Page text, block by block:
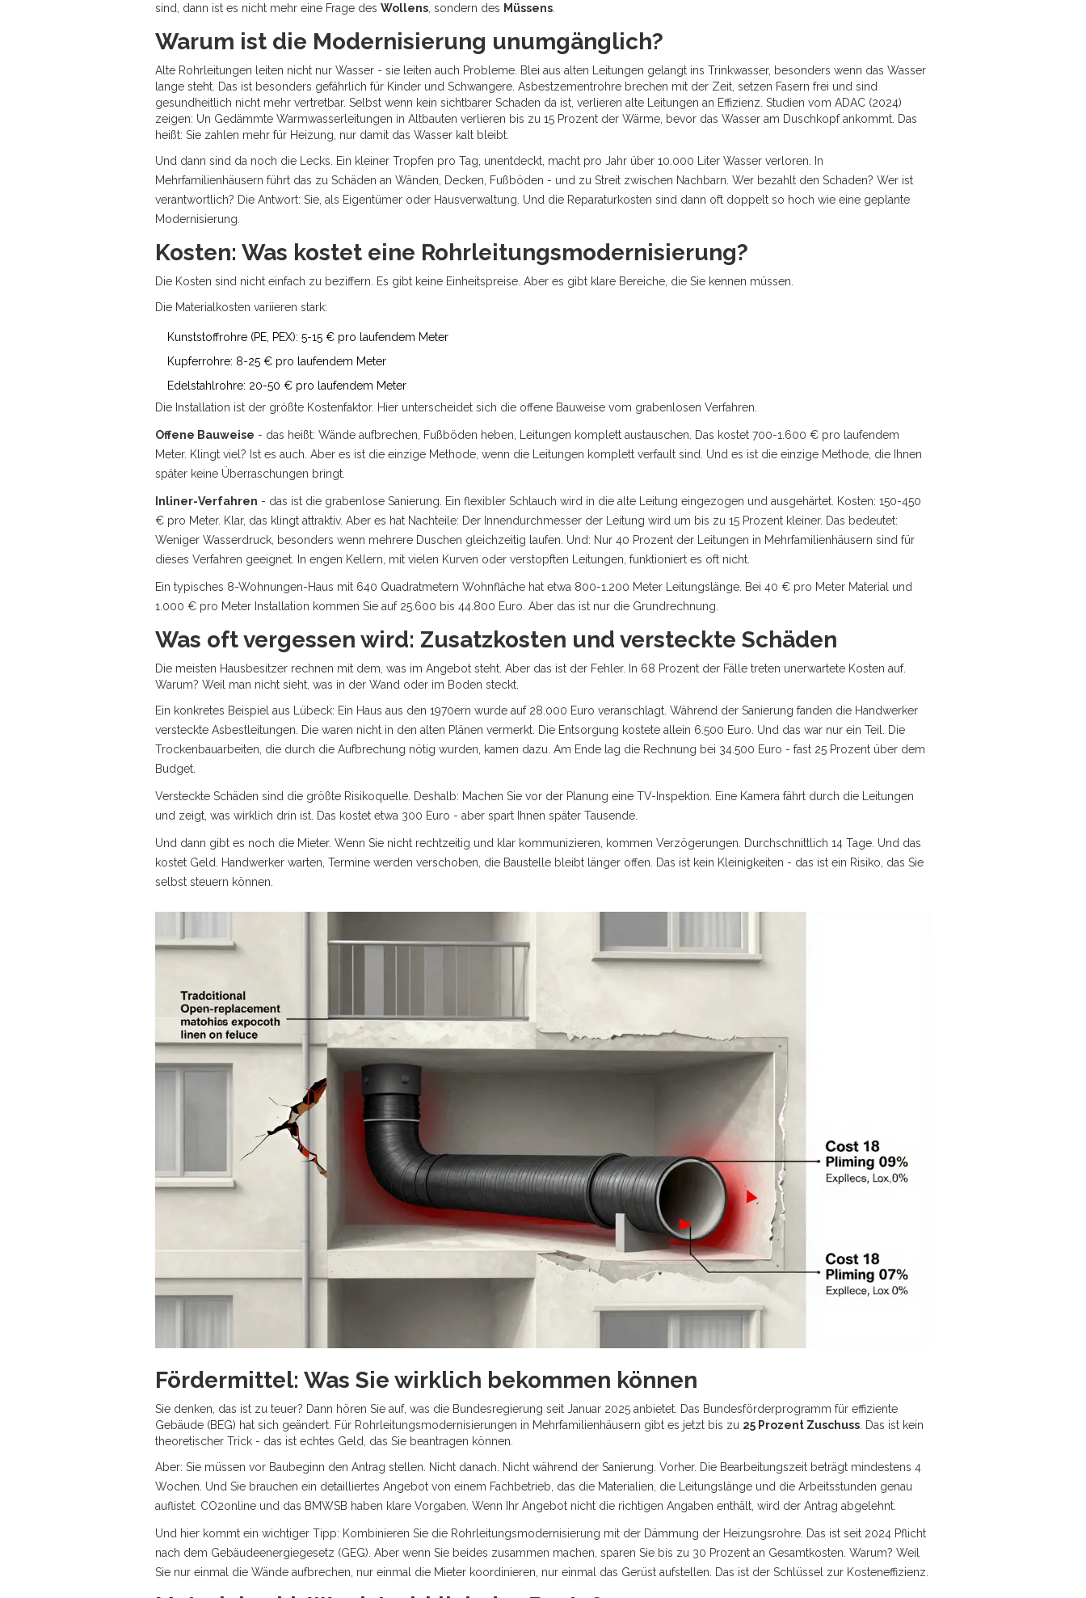
sind, dann ist es nicht mehr eine Frage des Wollens , sondern des Müssens
Warum ist die Modernisierung unumgänglich?
Alte Rohrleitungen leiten nicht nur Wasser - sie leiten auch Probleme. Blei aus alten Leitungen gelangt ins Trinkwasser, besonders wenn das Wasser
lange steht. Das ist besonders gefährlich für Kinder und Schwangere. Asbestzementrohre brechen mit der Zeit, setzen Fasern frei und sind
gesundheitlich nicht mehr vertretbar. Selbst wenn kein sichtbarer Schaden da ist, verlieren alte Leitungen an Effizienz. Studien vom ADAC (2024)
zeigen: Un Gedämmte Warmwasserleitungen in Altbauten verlieren bis zu 15 Prozent der Wärme, bevor das Wasser am Duschkopf ankommt. Das
heißt: Sie zahlen mehr für Heizung, nur damit das Wasser kalt bleibt.
Und dann sind da noch die Lecks. Ein kleiner Tropfen pro Tag, unentdeckt, macht pro Jahr über 10.000 Liter Wasser verloren. In
Mehrfamilienhäusern führt das zu Schäden an Wänden, Decken, Fußböden - und zu Streit zwischen Nachbarn. Wer bezahlt den Schaden? Wer ist
verantwortlich? Die Antwort: Sie, als Eigentümer oder Hausverwaltung. Und die Reparaturkosten sind dann oft doppelt so hoch wie eine geplante
Modernisierung.
Kosten: Was kostet eine Rohrleitungsmodernisierung?
Die Kosten sind nicht einfach zu beziffern. Es gibt keine Einheitspreise. Aber es gibt klare Bereiche, die Sie kennen müssen.
Die Materialkosten variieren stark:
Kunststoffrohre (PE, PEX): 5-15 € pro laufendem Meter
Kupferrohre: 8-25 € pro laufendem Meter
Edelstahlrohre: 20-50 € pro laufendem Meter
Die Installation ist der größte Kostenfaktor. Hier unterscheidet sich die offene Bauweise vom grabenlosen Verfahren.
Offene Bauweise - das heißt: Wände aufbrechen, Fußböden heben, Leitungen komplett austauschen. Das kostet 700-1.600 € pro laufendem
Meter. Klingt viel? Ist es auch. Aber es ist die einzige Methode, wenn die Leitungen komplett verfault sind. Und es ist die einzige Methode, die Ihnen
später keine Überraschungen bringt.
Inliner-Verfahren - das ist die grabenlose Sanierung. Ein flexibler Schlauch wird in die alte Leitung eingezogen und ausgehärtet. Kosten: 150-450
€ pro Meter. Klar, das klingt attraktiv. Aber es hat Nachteile: Der Innendurchmesser der Leitung wird um bis zu 15 Prozent kleiner. Das bedeutet:
Weniger Wasserdruck, besonders wenn mehrere Duschen gleichzeitig laufen. Und: Nur 40 Prozent der Leitungen in Mehrfamilienhäusern sind für
dieses Verfahren geeignet. In engen Kellern, mit vielen Kurven oder verstopften Leitungen, funktioniert es oft nicht.
Ein typisches 8-Wohnungen-Haus mit 640 Quadratmetern Wohnfläche hat etwa 800-1.200 Meter Leitungslänge. Bei 40 € pro Meter Material und
1.000 € pro Meter Installation kommen Sie auf 25.600 bis 44.800 Euro. Aber das ist nur die Grundrechnung.
Was oft vergessen wird: Zusatzkosten und versteckte Schäden
Die meisten Hausbesitzer rechnen mit dem, was im Angebot steht. Aber das ist der Fehler. In 68 Prozent der Fälle treten unerwartete Kosten auf.
Warum? Weil man nicht sieht, was in der Wand oder im Boden steckt.
Ein konkretes Beispiel aus Lübeck: Ein Haus aus den 1970ern wurde auf 28.000 Euro veranschlagt. Während der Sanierung fanden die Handwerker
versteckte Asbestleitungen. Die waren nicht in den alten Plänen vermerkt. Die Entsorgung kostete allein 6.500 Euro. Und das war nur ein Teil. Die
Trockenbauarbeiten, die durch die Aufbrechung nötig wurden, kamen dazu. Am Ende lag die Rechnung bei 34.500 Euro - fast 25 Prozent über dem
Budget.
Versteckte Schäden sind die größte Risikoquelle. Deshalb: Machen Sie vor der Planung eine TV-Inspektion. Eine Kamera fährt durch die Leitungen
und zeigt, was wirklich drin ist. Das kostet etwa 300 Euro - aber spart Ihnen später Tausende.
Und dann gibt es noch die Mieter. Wenn Sie nicht rechtzeitig und klar kommunizieren, kommen Verzögerungen. Durchschnittlich 14 Tage. Und das
kostet Geld. Handwerker warten, Termine werden verschoben, die Baustelle bleibt länger offen. Das ist kein Kleinigkeiten - das ist ein Risiko, das Sie
selbst steuern können.
Fördermittel: Was Sie wirklich bekommen können
Sie denken, das ist zu teuer? Dann hören Sie auf, was die Bundesregierung seit Januar 2025 anbietet. Das Bundesförderprogramm für effiziente
Gebäude (BEG) hat sich geändert. Für Rohrleitungsmodernisierungen in Mehrfamilienhäusern gibt es jetzt bis zu 25 Prozent Zuschuss . Das ist kein
theoretischer Trick - das ist echtes Geld, das Sie beantragen können.
Aber: Sie müssen vor Baubeginn den Antrag stellen. Nicht danach. Nicht während der Sanierung. Vorher. Die Bearbeitungszeit beträgt mindestens 4
Wochen. Und Sie brauchen ein detailliertes Angebot von einem Fachbetrieb, das die Materialien, die Leitungslänge und die Arbeitsstunden genau
auflistet. CO2online und das BMWSB haben klare Vorgaben. Wenn Ihr Angebot nicht die richtigen Angaben enthält, wird der Antrag abgelehnt.
Und hier kommt ein wichtiger Tipp: Kombinieren Sie die Rohrleitungsmodernisierung mit der Dämmung der Heizungsrohre. Das ist seit 2024 Pflicht
nach dem Gebäudeenergiegesetz (GEG). Aber wenn Sie beides zusammen machen, sparen Sie bis zu 30 Prozent an Gesamtkosten. Warum? Weil
Sie nur einmal die Wände aufbrechen, nur einmal die Mieter koordinieren, nur einmal das Gerüst aufstellen. Das ist der Schlüssel zur Kosteneffizienz.